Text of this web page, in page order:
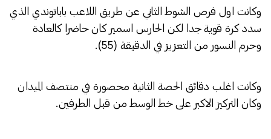
وكانت اول فرص الشوط الثاني عن طريق اللاعب باباتوندي الذي
سدد كرة قوية جدا لكن الحارس اسمير كان حاضرا كالعادة
وحرم النسور من التعزيز في الدقيقة (55).
وكانت اغلب دقائق الحصة الثانية محصورة في منتصف الميدان
وكان التركيز الاكبر على خط الوسط من قبل الطرفين.